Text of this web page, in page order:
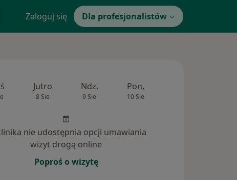
Zaloguj się Dla profesjonalistów
Jutro
8 Sie
Ndz,
9 Sie
Pon,
10 Sie
nie udostępnia opcji umawiania
wizyt drogą online
Poproś o wizytę